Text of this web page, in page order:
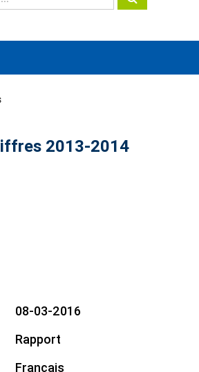
2013-2014
08-03-2016
Rapport
Français